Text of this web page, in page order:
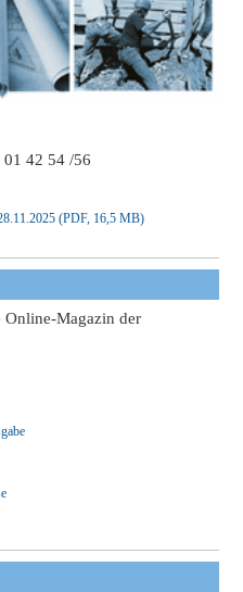
01 42 54 /56
(PDF, 16,5 MB)
Online-Magazin der